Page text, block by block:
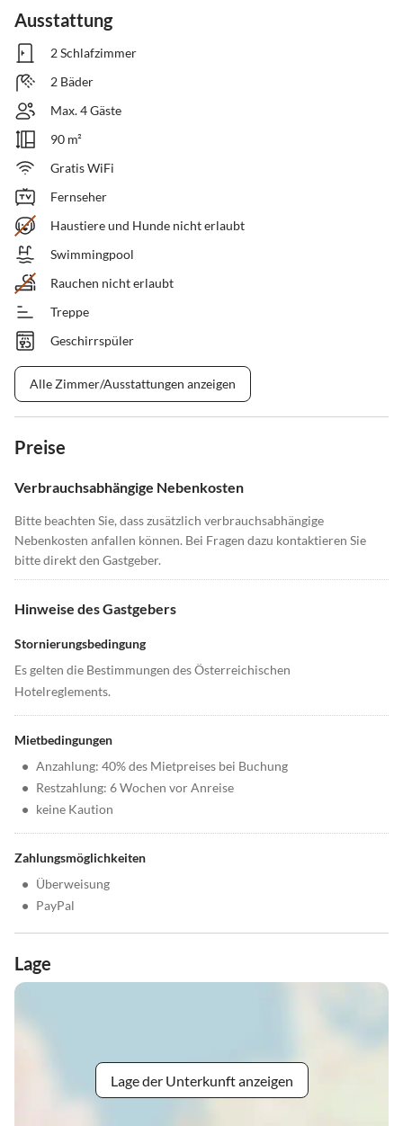
Ausstattung
2 Schlafzimmer
2 Bäder
Max. 4 Gäste
90 m²
Gratis WiFi
Fernseher
Haustiere und Hunde nicht erlaubt
Swimmingpool
Rauchen nicht erlaubt
Treppe
Geschirrspüler
Alle Zimmer/Ausstattungen anzeigen
Preise
Verbrauchsabhängige Nebenkosten
Bitte beachten Sie, dass zusätzlich verbrauchsabhängige
Nebenkosten anfallen können. Bei Fragen dazu kontaktieren Sie
bitte direkt den Gastgeber.
Hinweise des Gastgebers
Stornierungsbedingung
Es gelten die Bestimmungen des Österreichischen
Hotelreglements.
Mietbedingungen
• Anzahlung: 40% des Mietpreises bei Buchung
• Restzahlung: 6 Wochen vor Anreise
• keine Kaution
Zahlungsmöglichkeiten
• Überweisung
• PayPal
Lage
Lage der Unterkunft anzeigen